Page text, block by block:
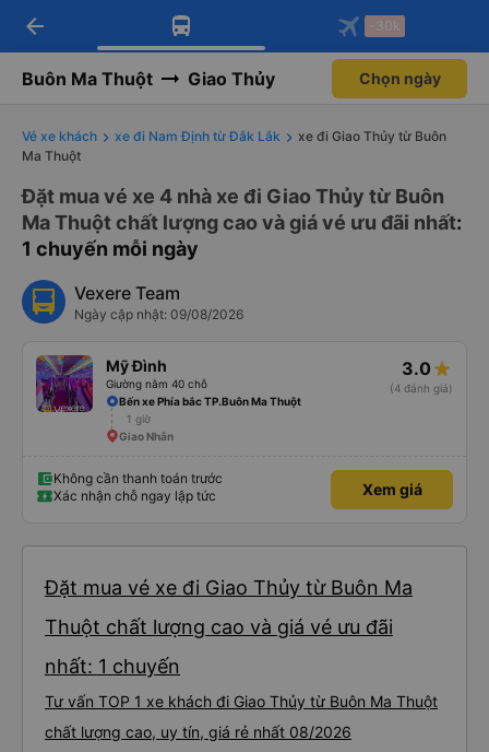
Tải app Vexere ngay!
Nhận ưu đãi thành viên độc
Mở app
Tải app Vexere
-30k/ghế khi đặt vé máy bay qua
Mở app
arrow_back -30k
Buôn Ma Thuột Giao Thủy Chọn ngày
Vé xe khách xe đi Nam Định từ Đắk Lắk
xe đi Giao Thủy từ Buôn
Ma Thuột
Đặt mua vé xe 4 nhà xe đi Giao Thủy từ Buôn
Ma Thuột chất lượng cao và giá vé ưu đãi nhất:
1 chuyến mỗi ngày
Vexere Team
Ngày cập nhật: 09/08/2026
Mỹ Đình
Giường nằm 40 chỗ
3.0
(4 đánh giá)
Bến xe Phía bắc TP.Buôn Ma Thuột
1 giờ
Giao Nhân
Không cần thanh toán trước
Xác nhận chỗ ngay lập tức
Xem giá
Đặt mua vé xe đi Giao Thủy từ Buôn Ma
Thuột chất lượng cao và giá vé ưu đãi
nhất: 1 chuyến
Tư vấn TOP 1 xe khách đi Giao Thủy từ Buôn Ma Thuột
chất lượng cao, uy tín, giá rẻ nhất 08/2026